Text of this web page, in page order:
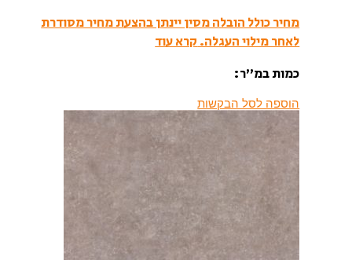
מחיר כולל הובלה מסין יינתן בהצעת מחיר מסודרת
לאחר מילוי העגלה.קרא עוד
כמות במ”ר:
הוספה לסל הבקשות